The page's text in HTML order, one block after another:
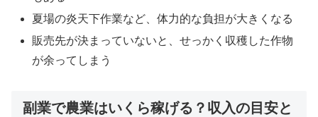
夏場の炎天下作業など、体力的な負担が大きくなる
販売先が決まっていないと、せっかく収穫した作物
が余ってしまう
副業で農業はいくら稼げる？収入の目安と